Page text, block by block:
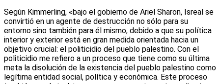
Según Kimmerling, «bajo el gobierno de Ariel Sharon, Isreal se
convirtió en un agente de destrucción no sólo para su
entorno sino también para él mismo, debido a que su política
interior y exterior está en gran medida orientada hacia un
objetivo crucial: el politicidio del pueblo palestino. Con el
politicidio me refiero a un proceso que tiene como su última
meta la disolución de la existencia del pueblo palestino como
legítima entidad social, política y económica. Este proceso